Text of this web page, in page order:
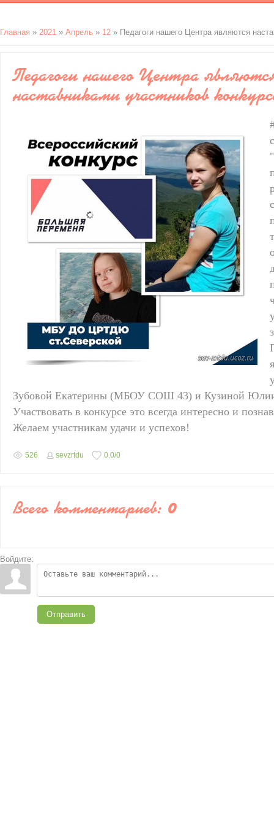
Главная » 2021 » Апрель » 12 » Педагоги нашего Центра являются
Педагоги нашего Центра
наставниками участников
Зубовой Екатерины (МБОУ СОШ 43) и Кузиной
Участвовать в конкурсе это всегда интересно и
Желаем участникам удачи и успехов!
526 sevzrtdu 0.0/0
Всего комментариев: 0
Войдите:
Отправить